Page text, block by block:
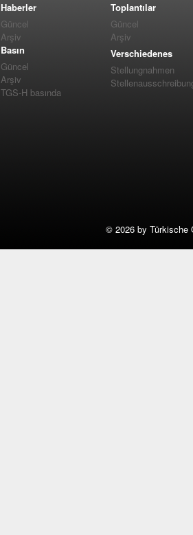
Haberler
Güncel
Arşiv
Basın
Güncel
Arşiv
TGS-H basında
Toplantılar
Güncel
Arşiv
Verschiedenes
Stellungnahmen
© 2026 by Türkische